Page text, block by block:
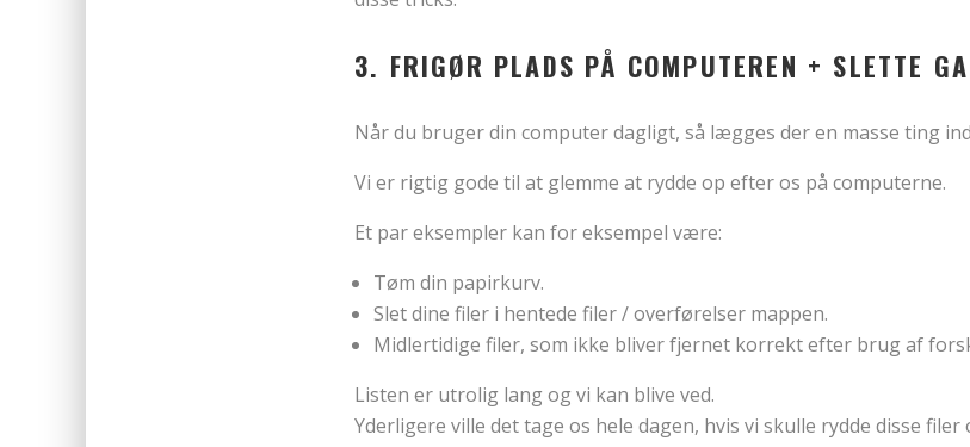
3. FRIGØR PLADS PÅ COMPUTEREN + SLETTE
Når du bruger din computer dagligt, så lægges der en masse ting
Vi er rigtig gode til at glemme at rydde op efter os på computerne.
Et par eksempler kan for eksempel være:
Tøm din papirkurv.
Slet dine filer i hentede filer / overførelser mappen.
Midlertidige filer, som ikke bliver fjernet korrekt efter brug af
Listen er utrolig lang og vi kan blive ved.
Yderligere ville det tage os hele dagen, hvis vi skulle rydde disse filer